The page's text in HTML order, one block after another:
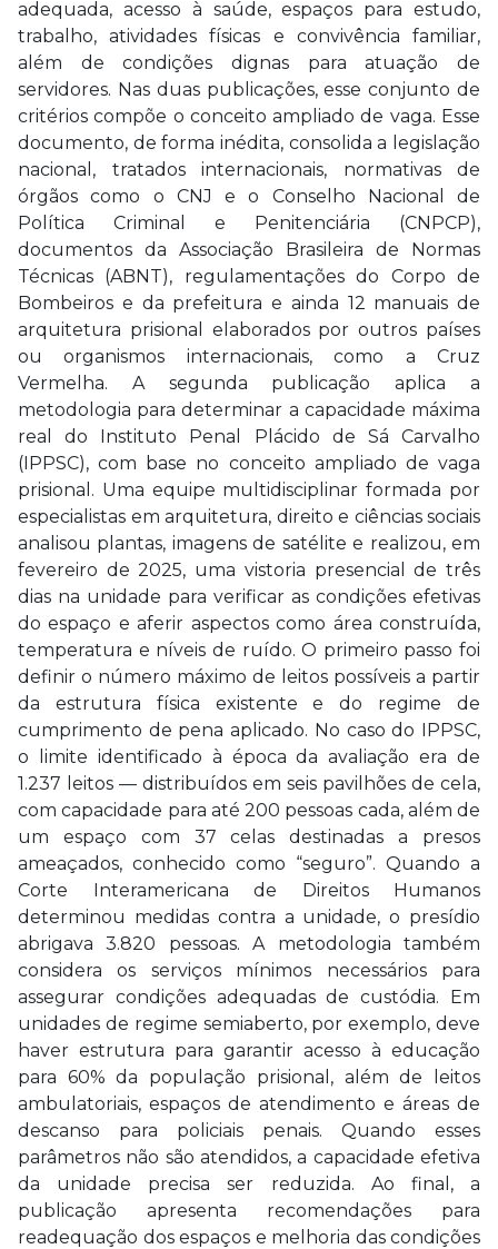
adequada, acesso à saúde, espaços para estudo,
trabalho, atividades físicas e convivência familiar,
além de condições dignas para atuação de
servidores. Nas duas publicações, esse conjunto de
critérios compõe o conceito ampliado de vaga. Esse
documento, de forma inédita, consolida a legislação
nacional, tratados internacionais, normativas de
órgãos como o CNJ e o Conselho Nacional de
Política Criminal e Penitenciária (CNPCP),
documentos da Associação Brasileira de Normas
Técnicas (ABNT), regulamentações do Corpo de
Bombeiros e da prefeitura e ainda 12 manuais de
arquitetura prisional elaborados por outros países
ou organismos internacionais, como a Cruz
Vermelha. A segunda publicação aplica a
metodologia para determinar a capacidade máxima
real do Instituto Penal Plácido de Sá Carvalho
(IPPSC), com base no conceito ampliado de vaga
prisional. Uma equipe multidisciplinar formada por
especialistas em arquitetura, direito e ciências sociais
analisou plantas, imagens de satélite e realizou, em
fevereiro de 2025, uma vistoria presencial de três
dias na unidade para verificar as condições efetivas
do espaço e aferir aspectos como área construída,
temperatura e níveis de ruído. O primeiro passo foi
definir o número máximo de leitos possíveis a partir
da estrutura física existente e do regime de
cumprimento de pena aplicado. No caso do IPPSC,
o limite identificado à época da avaliação era de
1.237 leitos — distribuídos em seis pavilhões de cela,
com capacidade para até 200 pessoas cada, além de
um espaço com 37 celas destinadas a presos
ameaçados, conhecido como “seguro”. Quando a
Corte Interamericana de Direitos Humanos
determinou medidas contra a unidade, o presídio
abrigava 3.820 pessoas. A metodologia também
considera os serviços mínimos necessários para
assegurar condições adequadas de custódia. Em
unidades de regime semiaberto, por exemplo, deve
haver estrutura para garantir acesso à educação
para 60% da população prisional, além de leitos
ambulatoriais, espaços de atendimento e áreas de
descanso para policiais penais. Quando esses
parâmetros não são atendidos, a capacidade efetiva
da unidade precisa ser reduzida. Ao final, a
publicação apresenta recomendações para
readequação dos espaços e melhoria das condições